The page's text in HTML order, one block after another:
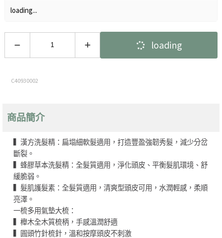
loading...
loading
C40930002
商品簡介
▍漢方洗髮精：扁塌細軟髮適用，打造豐盈強韌秀髮，減少分岔
斷裂。
▍蜂膠草本洗髮精：全髮質適用，淨化頭皮、平衡髮肌環境、舒
緩脆弱。
▍髮肌護髮素：全髮質適用，清爽型頭皮可用，水潤輕感，柔順
亮澤。
一梳多用氣墊大梳：
▍櫸木全木質梳柄，手感溫潤舒適
▍圓頭竹針梳針，溫和按摩頭皮不刺激